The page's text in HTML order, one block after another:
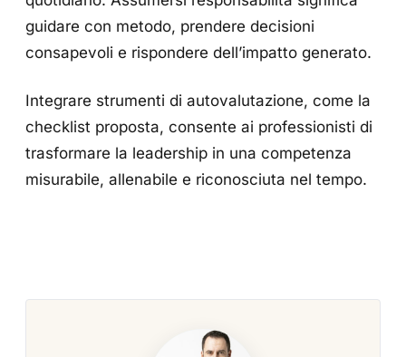
guidare con metodo, prendere decisioni
consapevoli e rispondere dell’impatto generato.
Integrare strumenti di autovalutazione, come la
checklist proposta, consente ai professionisti di
trasformare la leadership in una competenza
misurabile, allenabile e riconosciuta nel tempo.